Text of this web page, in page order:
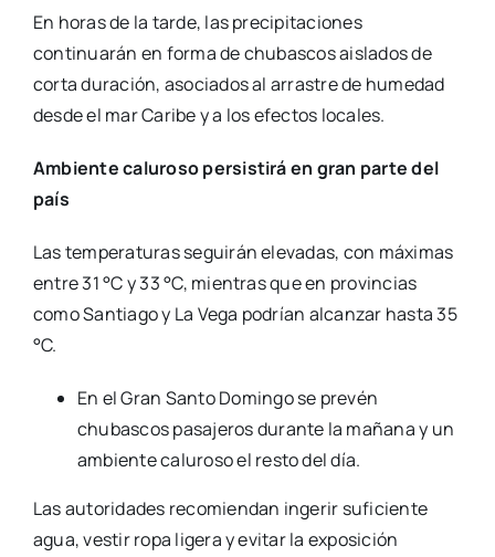
En horas de la tarde, las precipitaciones
continuarán en forma de chubascos aislados de
corta duración, asociados al arrastre de humedad
desde el mar Caribe y a los efectos locales.
Ambiente caluroso persistirá en gran parte del
país
Las temperaturas seguirán elevadas, con máximas
entre 31 °C y 33 °C, mientras que en provincias
como Santiago y La Vega podrían alcanzar hasta 35
°C.
En el Gran Santo Domingo se prevén
chubascos pasajeros durante la mañana y un
ambiente caluroso el resto del día.
Las autoridades recomiendan ingerir suficiente
agua, vestir ropa ligera y evitar la exposición